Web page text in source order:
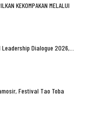
KEKOMPAKAN MELALUI
Dialogue 2026,…
Festival Tao Toba